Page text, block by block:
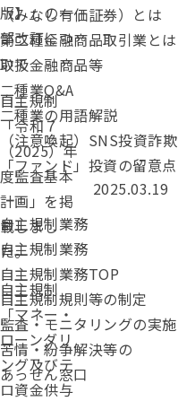
（みなし有価証券）とは
第二種金融商品取引業とは
取扱金融商品等
二種業Q&A
二種業の用語解説
（注意喚起）SNS投資詐欺
「ファンド」投資の留意点
自主規制業務
自主規制業務
自主規制業務TOP
自主規制規則等の制定
監査・モニタリングの実施
苦情・紛争解決等の
あっせん窓口
版】」の一
部改訂につ
いて
カテゴリー：
自主規制
「令和７
（2025）年
度監査基本
計画」を掲
載しまし
た。
投稿日：
2025.03.19
カテゴリー：
自主規制
「マネー・
ローンダリ
ング及びテ
ロ資金供与